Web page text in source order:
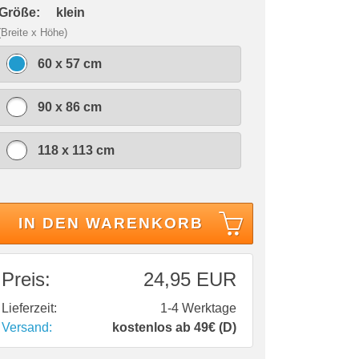
klein
x Höhe)
60 x 57 cm
90 x 86 cm
118 x 113 cm
IN DEN WARENKORB
Preis: 24,95 EUR
Lieferzeit:
1-4 Werktage
Versand:
kostenlos ab 49€ (D)